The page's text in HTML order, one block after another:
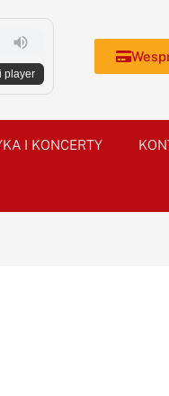
player
I KONCERTY